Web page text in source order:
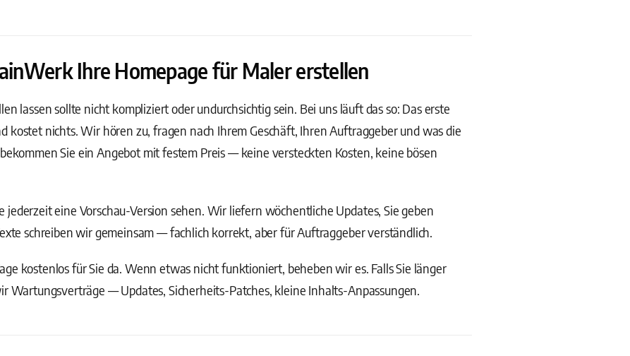
Ihre Homepage für Maler erstellen
lassen sollte nicht kompliziert oder undurchsichtig sein. Bei uns läuft das so: Das erste
kostet nichts. Wir hören zu, fragen nach Ihrem Geschäft, Ihren Auftraggeber und was die
Sie ein Angebot mit festem Preis — keine versteckten Kosten, keine bösen
eine Vorschau-Version sehen. Wir liefern wöchentliche Updates, Sie geben
schreiben wir gemeinsam — fachlich korrekt, aber für Auftraggeber verständlich.
kostenlos für Sie da. Wenn etwas nicht funktioniert, beheben wir es. Falls Sie länger
Wartungsverträge — Updates, Sicherheits-Patches, kleine Inhalts-Anpassungen.